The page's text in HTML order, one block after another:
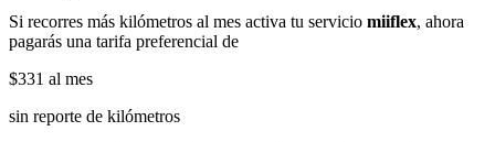
Si recorres más kilómetros al mes activa tu servicio miiflex, ahora
pagarás una tarifa preferencial de
$331 al mes
sin reporte de kilómetros